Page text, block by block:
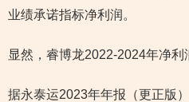
业绩承诺指标净利润。
显然，睿博龙2022-2024年净利
据永泰运2023年年报（更正版